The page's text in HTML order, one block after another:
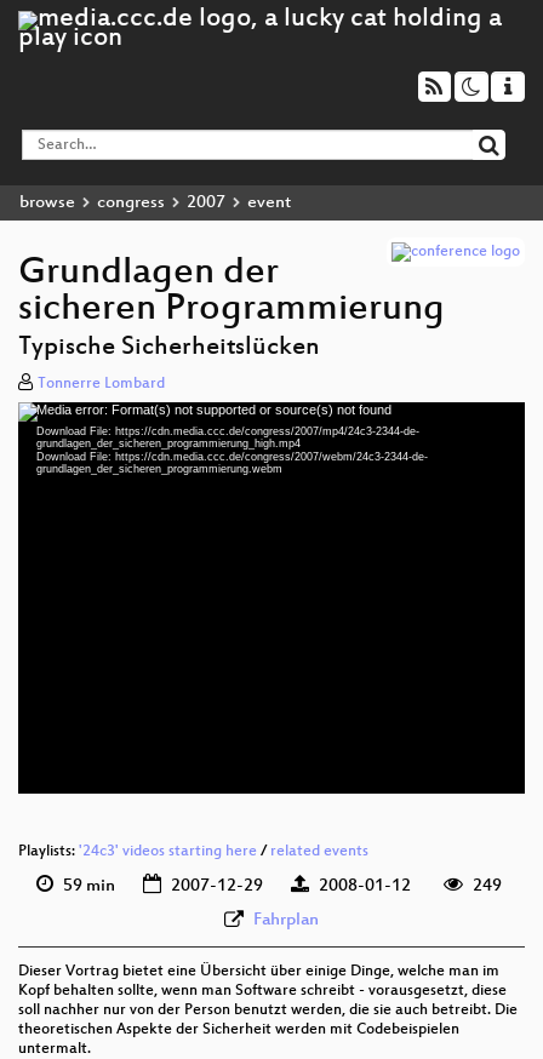
browse congress 2007 event
Grundlagen der
sicheren Programmierung
Typische Sicherheitslücken
Tonnerre Lombard
Video
Player
Media error: Format(s) not supported or source(s) not found
Download File: https://cdn.media.ccc.de/congress/2007/mp4/24c3-2344-de-
grundlagen_der_sicheren_programmierung_high.mp4
Download File: https://cdn.media.ccc.de/congress/2007/webm/24c3-2344-de-
grundlagen_der_sicheren_programmierung.webm
Playlists: '24c3' videos starting here / related events
59 min 2007-12-29 2008-01-12
249
Fahrplan
Dieser Vortrag bietet eine Übersicht über einige Dinge, welche man im
Kopf behalten sollte, wenn man Software schreibt - vorausgesetzt, diese
soll nachher nur von der Person benutzt werden, die sie auch betreibt. Die
theoretischen Aspekte der Sicherheit werden mit Codebeispielen
untermalt.